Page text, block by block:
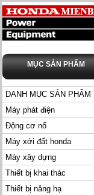
MỤC SẢN PHẨM
DANH MỤC SẢN PHẨM
Máy phát điện
Động cơ nổ
Máy xới đất honda
Máy xây dựng
Thiết bị khai thác
Thiết bị nâng hạ